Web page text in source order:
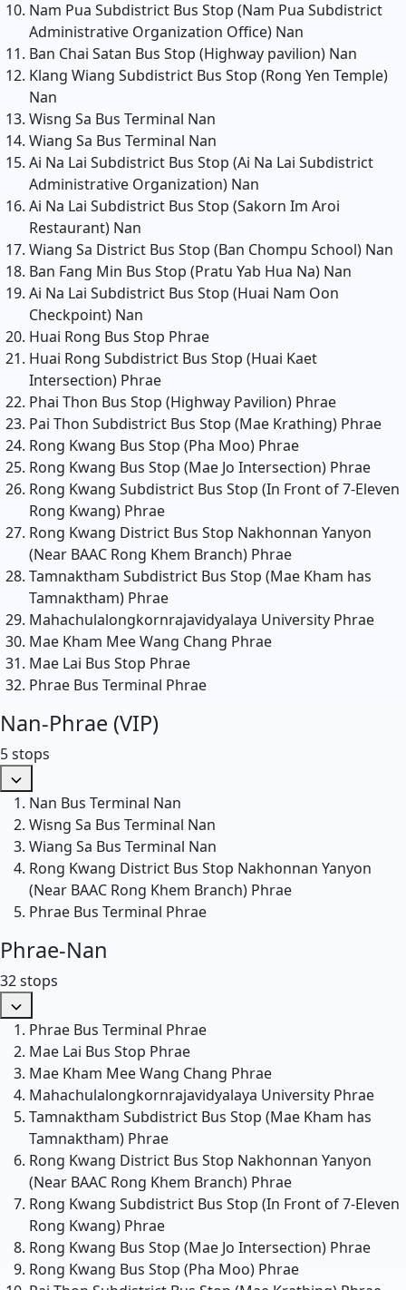
Nam Pua Subdistrict Bus Stop (Nam Pua Subdistrict
Administrative Organization Office) Nan
Ban Chai Satan Bus Stop (Highway pavilion) Nan
Klang Wiang Subdistrict Bus Stop (Rong Yen Temple)
Nan
Wisng Sa Bus Terminal Nan
Wiang Sa Bus Terminal Nan
Ai Na Lai Subdistrict Bus Stop (Ai Na Lai Subdistrict
Administrative Organization) Nan
Ai Na Lai Subdistrict Bus Stop (Sakorn Im Aroi
Restaurant) Nan
Wiang Sa District Bus Stop (Ban Chompu School) Nan
Ban Fang Min Bus Stop (Pratu Yab Hua Na) Nan
Ai Na Lai Subdistrict Bus Stop (Huai Nam Oon
Checkpoint) Nan
Huai Rong Bus Stop Phrae
Huai Rong Subdistrict Bus Stop (Huai Kaet
Intersection) Phrae
Phai Thon Bus Stop (Highway Pavilion) Phrae
Pai Thon Subdistrict Bus Stop (Mae Krathing) Phrae
Rong Kwang Bus Stop (Pha Moo) Phrae
Rong Kwang Bus Stop (Mae Jo Intersection) Phrae
Rong Kwang Subdistrict Bus Stop (In Front of 7-Eleven
Rong Kwang) Phrae
Rong Kwang District Bus Stop Nakhonnan Yanyon
(Near BAAC Rong Khem Branch) Phrae
Tamnaktham Subdistrict Bus Stop (Mae Kham has
Tamnaktham) Phrae
Mahachulalongkornrajavidyalaya University Phrae
Mae Kham Mee Wang Chang Phrae
Mae Lai Bus Stop Phrae
Phrae Bus Terminal Phrae
Nan-Phrae (VIP)
5 stops
Nan Bus Terminal Nan
Wisng Sa Bus Terminal Nan
Wiang Sa Bus Terminal Nan
Rong Kwang District Bus Stop Nakhonnan Yanyon
(Near BAAC Rong Khem Branch) Phrae
Phrae Bus Terminal Phrae
Phrae-Nan
32 stops
Phrae Bus Terminal Phrae
Mae Lai Bus Stop Phrae
Mae Kham Mee Wang Chang Phrae
Mahachulalongkornrajavidyalaya University Phrae
Tamnaktham Subdistrict Bus Stop (Mae Kham has
Tamnaktham) Phrae
Rong Kwang District Bus Stop Nakhonnan Yanyon
(Near BAAC Rong Khem Branch) Phrae
Rong Kwang Subdistrict Bus Stop (In Front of 7-Eleven
Rong Kwang) Phrae
Rong Kwang Bus Stop (Mae Jo Intersection) Phrae
Rong Kwang Bus Stop (Pha Moo) Phrae